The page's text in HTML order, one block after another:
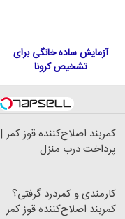
آزمایش ساده خانگی برای
تشخیص کرونا
کمربند اصلاح‌کننده قوز کمر |
پرداخت درب منزل
کارمندی و کمردرد گرفتی؟
کمربند اصلاح‌کننده قوز کمر